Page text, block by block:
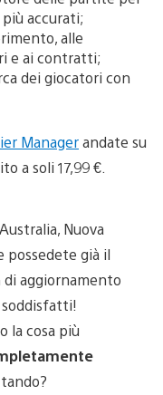
accurati;
alle
e ai contratti;
dei giocatori con
Managerandate su
a soli 17,99 €.
Nuova
possedete già il
aggiornamento
soddisfatti!
la cosa più